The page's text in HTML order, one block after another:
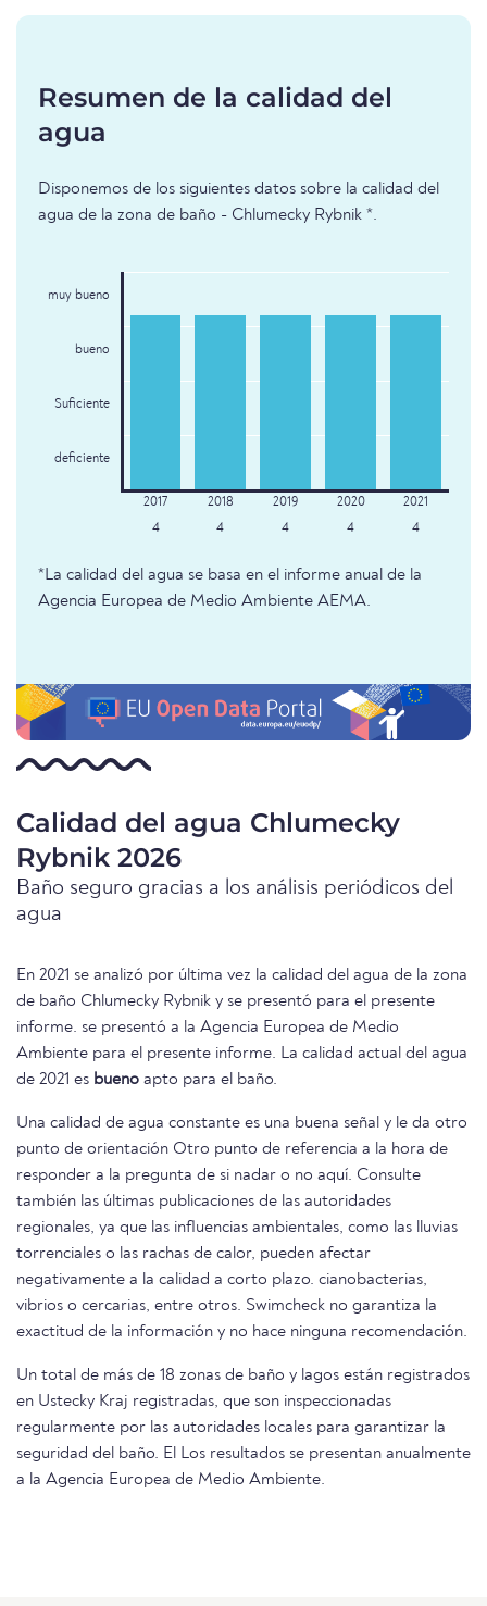
Resumen de la calidad del
agua
Disponemos de los siguientes datos sobre la calidad del
agua de la zona de baño - Chlumecky Rybnik *.
muy bueno
bueno
Suficiente
deficiente
4 4 4 4 4
*La calidad del agua se basa en el informe anual de la
Agencia Europea de Medio Ambiente AEMA.
Calidad del agua Chlumecky
Rybnik 2026
Baño seguro gracias a los análisis periódicos del
agua
En 2021 se analizó por última vez la calidad del agua de la zona
de baño Chlumecky Rybnik y se presentó para el presente
informe. se presentó a la Agencia Europea de Medio
Ambiente para el presente informe. La calidad actual del agua
de 2021 es bueno apto para el baño.
Una calidad de agua constante es una buena señal y le da otro
punto de orientación Otro punto de referencia a la hora de
responder a la pregunta de si nadar o no aquí. Consulte
también las últimas publicaciones de las autoridades
regionales, ya que las influencias ambientales, como las lluvias
torrenciales o las rachas de calor, pueden afectar
negativamente a la calidad a corto plazo. cianobacterias,
vibrios o cercarias, entre otros. Swimcheck no garantiza la
exactitud de la información y no hace ninguna recomendación.
Un total de más de 18 zonas de baño y lagos están registrados
en Ustecky Kraj registradas, que son inspeccionadas
regularmente por las autoridades locales para garantizar la
seguridad del baño. El Los resultados se presentan anualmente
a la Agencia Europea de Medio Ambiente.